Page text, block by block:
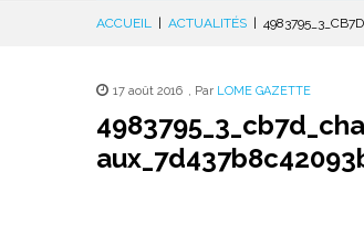
ACCUEIL ACTUALITÉS
17 août 2016 , Par LOME GAZETTE